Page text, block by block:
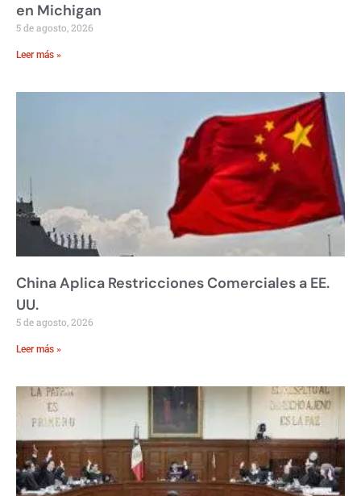
en Michigan
5 de agosto, 2026
Leer más »
China Aplica Restricciones Comerciales a EE.
UU.
5 de agosto, 2026
Leer más »